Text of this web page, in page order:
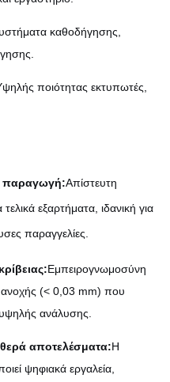
καθοδήγησης,
ποιότητας εκτυπωτές,
παραγωγή:Απίστευτη
εξαρτήματα, ιδανική για
παραγγελίες.
Εμπειρογνωμοσύνη
ανοχής (< 0,03 mm) που
ανάλυσης.
αποτελέσματα:Η
ψηφιακά εργαλεία,